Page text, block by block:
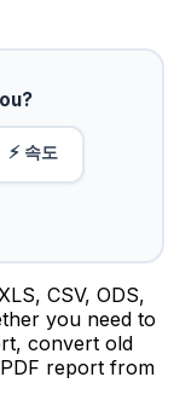
⚡ 속도
CSV, ODS,
you need to
convert old
report from